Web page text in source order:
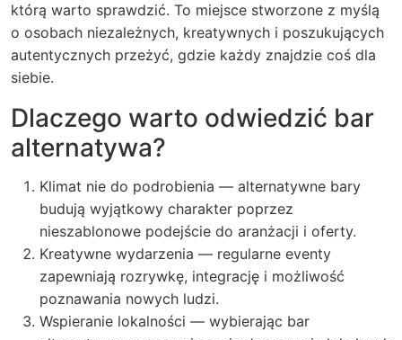
którą warto sprawdzić. To miejsce stworzone z myślą
o osobach niezależnych, kreatywnych i poszukujących
autentycznych przeżyć, gdzie każdy znajdzie coś dla
siebie.
Dlaczego warto odwiedzić bar
alternatywa?
Klimat nie do podrobienia — alternatywne bary
budują wyjątkowy charakter poprzez
nieszablonowe podejście do aranżacji i oferty.
Kreatywne wydarzenia — regularne eventy
zapewniają rozrywkę, integrację i możliwość
poznawania nowych ludzi.
Wspieranie lokalności — wybierając bar